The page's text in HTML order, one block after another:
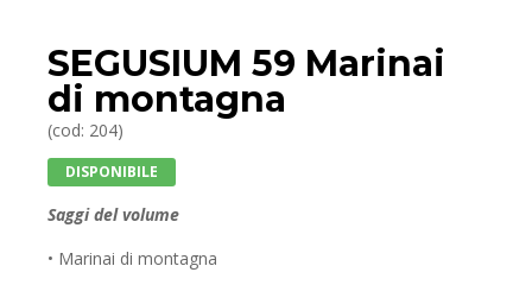
SEGUSIUM 59 Marinai
di montagna
(cod: 204)
DISPONIBILE
Saggi del volume
• Marinai di montagna